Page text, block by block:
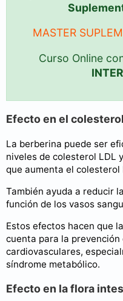
MASTER
Curso Online
Efecto en el
La berberina puede ser
niveles de colesterol LDL
que aumenta el colesterol
También ayuda a reducir
función de los vasos
Estos efectos hacen que
cuenta para la
cardiovasculares,
síndrome metabólico.
Efecto en la flora